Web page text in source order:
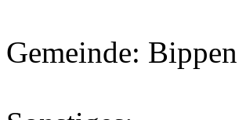
Gemeinde: Bippen